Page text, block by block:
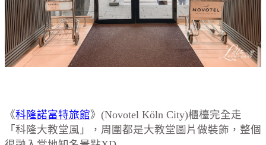
《科隆諾富特旅館》(Novotel Köln City)櫃檯完全走
「科隆大教堂風」，周圍都是大教堂圖片做裝飾，整個